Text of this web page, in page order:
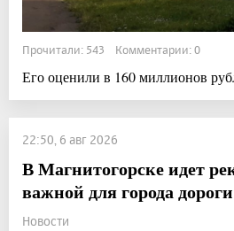
Прочитали: 543 Комментарии: 0
Его оценили в 160 миллионов
22:50, 6 авг 2026
В Магнитогорске идет
важной для города дороги
Новости